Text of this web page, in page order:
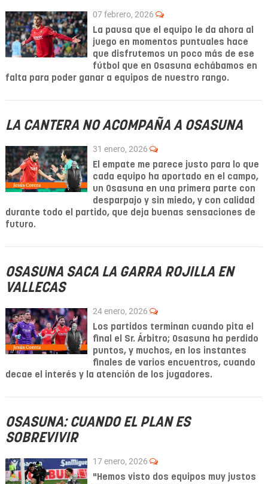
07 febrero, 2026
La pausa que el equipo le da ahora al
juego en momentos puntuales hace
que disfrutemos un poco más de ese
fútbol que en Osasuna echábamos en
falta para poder ganar a equipos de nuestro rango.
LA CANTERA NO ACOMPAÑA A OSASUNA
31 enero, 2026
El empate me parece justo para lo que
cada equipo ha aportado en el campo,
un Osasuna en una primera parte con
desparpajo y sin miedo, y con calidad
durante todo el partido, que deja buenas sensaciones de
futuro.
OSASUNA SACA LA GARRA ROJILLA EN
VALLECAS
24 enero, 2026
Los partidos terminan cuando pita el
final el Sr. Árbitro; Osasuna ha perdido
puntos, y muchos, en los instantes
finales de varios encuentros, cuando
decae el interés y la atención de los jugadores.
OSASUNA: CUANDO EL PLAN ES
SOBREVIVIR
17 enero, 2026
"Hemos visto dos equipos muy justos